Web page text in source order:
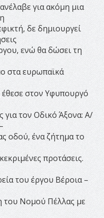
για ακόμη μια
δε δημιουργεί
ενώ θα δώσει τη
στα ευρωπαϊκά
στον Υφυπουργό
για τον Οδικό Άξονα: Α/
οδού, ένα ζήτημα το
προτάσεις.
του έργου Βέροια –
του Νομού Πέλλας με